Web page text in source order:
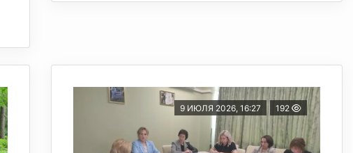
9 ИЮЛЯ 2026, 16:27 192